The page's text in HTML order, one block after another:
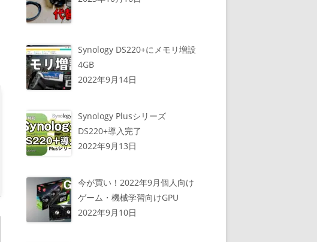
Synology DS220+にメモリ増設
4GB
2022年9月14日
Synology Plusシリーズ
DS220+導入完了
2022年9月13日
今が買い！2022年9月個人向け
ゲーム・機械学習向けGPU
2022年9月10日